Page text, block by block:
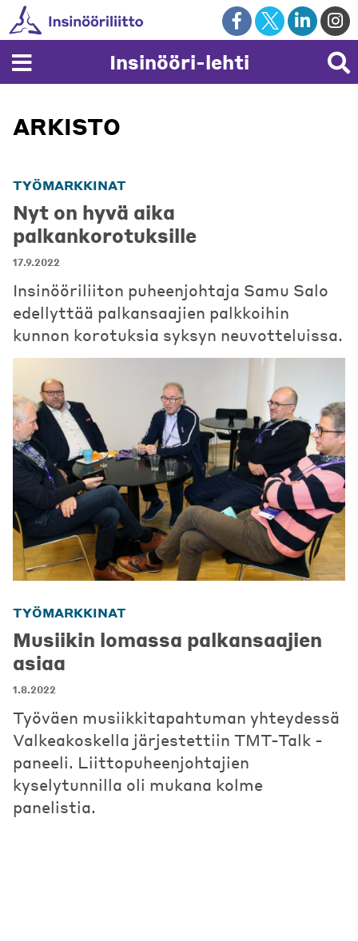
Skip
to
content
Insinööri-lehti
ARKISTO
TYÖMARKKINAT
Nyt on hyvä aika
palkankorotuksille
17.9.2022
Insinööriliiton puheenjohtaja Samu Salo
edellyttää palkansaajien palkkoihin
kunnon korotuksia syksyn neuvotteluissa.
TYÖMARKKINAT
Musiikin lomassa palkansaajien
asiaa
1.8.2022
Työväen musiikkitapahtuman yhteydessä
Valkeakoskella järjestettiin TMT-Talk -
paneeli. Liittopuheenjohtajien
kyselytunnilla oli mukana kolme
panelistia.